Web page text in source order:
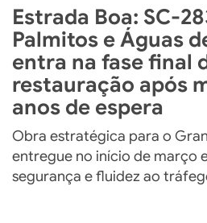
Estrada Boa: SC-
Palmitos e Águas
entra na fase final
restauração após
anos de espera
Obra estratégica para o
entregue no início de março
segurança e fluidez ao